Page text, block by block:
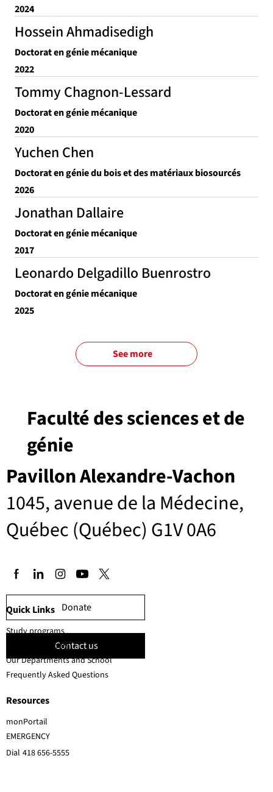
2024
Hossein Ahmadisedigh
Doctorat en génie mécanique
2022
Tommy Chagnon-Lessard
Doctorat en génie mécanique
2020
Yuchen Chen
Doctorat en génie du bois et des matériaux biosourcés
2026
Jonathan Dallaire
Doctorat en génie mécanique
2017
Leonardo Delgadillo Buenrostro
Doctorat en génie mécanique
2025
See more
Pavillon Alexandre-Vachon
1045, avenue de la Médecine,
Québec (Québec) G1V 0A6
Faculté des sciences et de
génie
Donate
Contact us
EMERGENCY
Dial 418 656-5555
Quick Links
Resources
Study programs
Faculty members
Our Departments and School
Frequently Asked Questions
monPortail